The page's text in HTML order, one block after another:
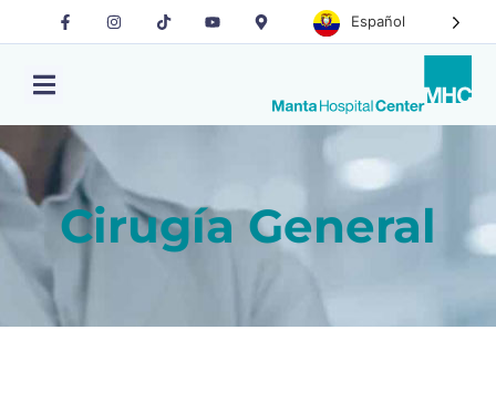
Español
Cirugía General